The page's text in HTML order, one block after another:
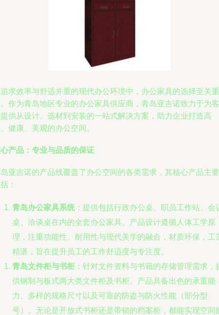
求效率与舒适并重的现代办公环境中，办公家具的选择至关重
作为青岛地区专业的办公家具供应商，青岛亚吉诺致力于为客
供从设计、选材到安装的一站式解决方案，助力企业打造高
健康、美观的办公空间。
产品：专业与品质的保证
亚吉诺的产品线覆盖了办公空间的各类需求，其核心产品主要
：
青岛办公家具系统：提供包括行政办公桌、职员工作站、会
桌、洽谈桌在内的全套办公家具。产品设计遵循人体工学原
理，注重功能性、耐用性与现代美学的融合，材质环保，工
精湛，旨在提升员工的工作舒适度与专注度。
青岛文件柜与书柜 ：针对文件资料与书籍的存储管理需求，
供钢制与板式两大类文件柜及书柜。产品具备出色的承重能
力、多样的规格尺寸以及可靠的防盗与防火性能（部分型
号）。无论是开放式书柜还是带锁的档案柜，都能实现空间